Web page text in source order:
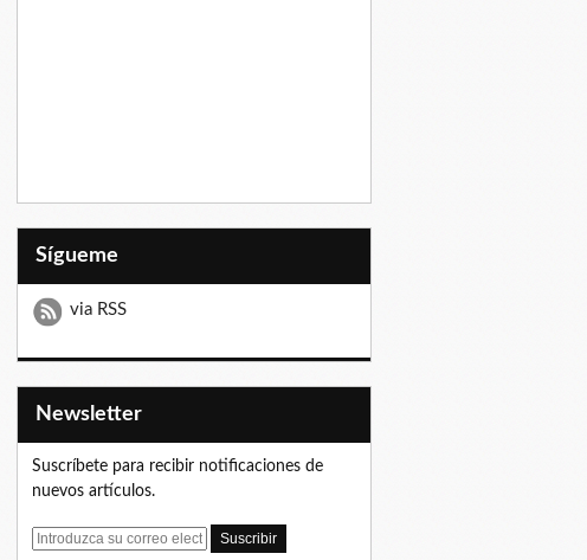
Sígueme
via RSS
Newsletter
Suscríbete para recibir notificaciones de
nuevos artículos.
E